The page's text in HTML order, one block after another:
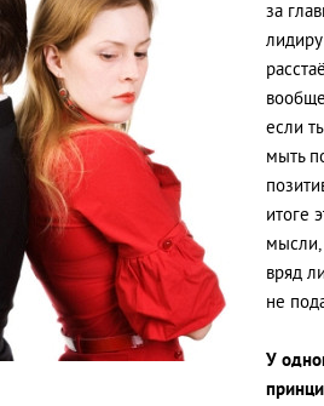
за
если
мыть
итоге
мысли,
вряд
не
У